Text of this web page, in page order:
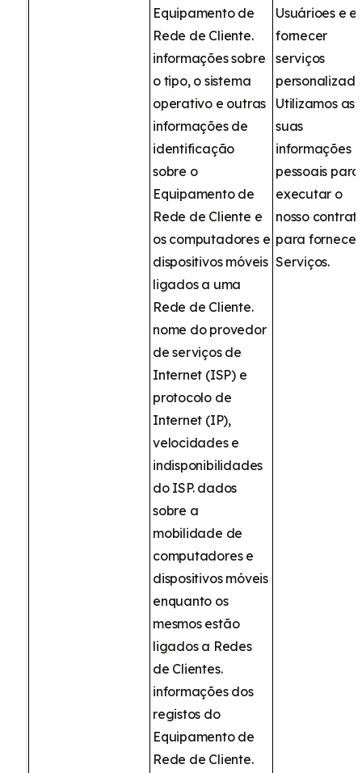
Equipamento de
Rede de Cliente.
informações sobre
o tipo, o sistema
operativo e outras
informações de
identificação
sobre o
Equipamento de
Rede de Cliente e
os computadores e
dispositivos móveis
ligados a uma
Rede de Cliente.
nome do provedor
de serviços de
Internet (ISP) e
protocolo de
Internet (IP),
velocidades e
indisponibilidades
do ISP. dados
sobre a
mobilidade de
computadores e
dispositivos móveis
enquanto os
mesmos estão
ligados a Redes
de Clientes.
informações dos
registos do
Equipamento de
Rede de Cliente.
Usuárioes e
fornecer
serviços
Utilizamos as
suas
informações
pessoais para
executar o
nosso
para fornecer
Serviços.